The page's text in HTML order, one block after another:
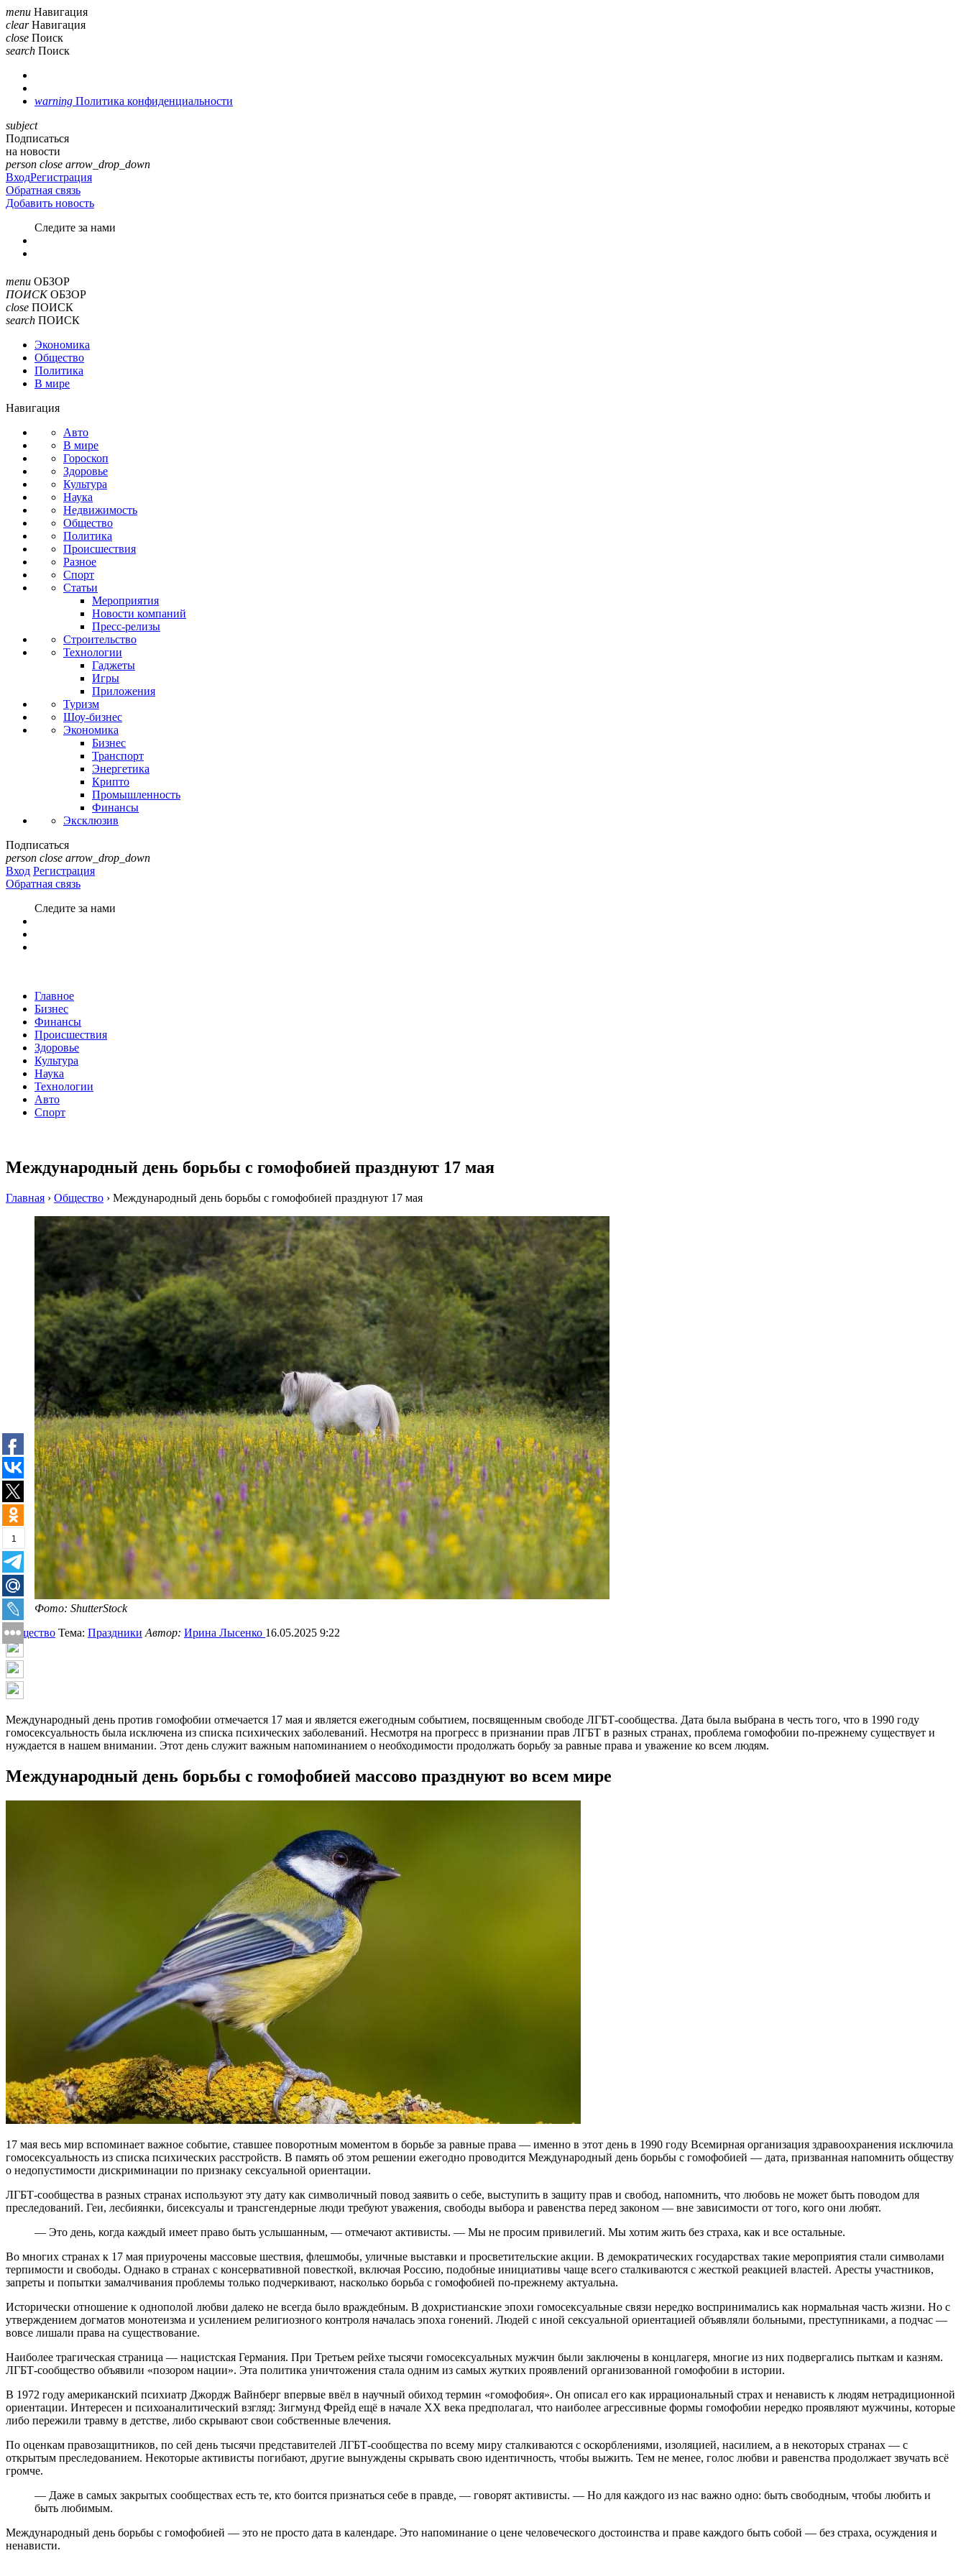
1
menu Навигация
clear Навигация
close Поиск
search Поиск
warning Политика конфиденциальности
subject
Подписаться
на новости
person close arrow_drop_down
ВходРегистрация
Обратная связь
Добавить новость
Cледите за нами
menu ОБЗОР
ПОИСК ОБЗОР
close ПОИСК
search ПОИСК
Экономика
Общество
Политика
В мире
Навигация
Авто
В мире
Гороскоп
Здоровье
Культура
Наука
Недвижимость
Общество
Политика
Происшествия
Разное
Спорт
Статьи
Мероприятия
Новости компаний
Пресс-релизы
Строительство
Технологии
Гаджеты
Игры
Приложения
Туризм
Шоу-бизнес
Экономика
Бизнес
Транспорт
Энергетика
Крипто
Промышленность
Финансы
Эксклюзив
Подписаться
person close arrow_drop_down
Вход Регистрация
Обратная связь
Следите за нами
Главное
Бизнес
Финансы
Происшествия
Здоровье
Культура
Наука
Технологии
Авто
Спорт
Международный день борьбы с гомофобией празднуют 17 мая
Главная › Общество › Международный день борьбы с гомофобией празднуют 17 мая
Фото: ShutterStock
Общество Тема: Праздники Автор: Ирина Лысенко 16.05.2025 9:22
Международный день против гомофобии отмечается 17 мая и является ежегодным событием, посвященным свободе ЛГБТ-сообщества. Дата была выбрана в честь того, что в 1990 году
гомосексуальность была исключена из списка психических заболеваний. Несмотря на прогресс в признании прав ЛГБТ в разных странах, проблема гомофобии по-прежнему существует и
нуждается в нашем внимании. Этот день служит важным напоминанием о необходимости продолжать борьбу за равные права и уважение ко всем людям.
Международный день борьбы с гомофобией массово празднуют во всем мире
17 мая весь мир вспоминает важное событие, ставшее поворотным моментом в борьбе за равные права — именно в этот день в 1990 году Всемирная организация здравоохранения исключила
гомосексуальность из списка психических расстройств. В память об этом решении ежегодно проводится Международный день борьбы с гомофобией — дата, призванная напомнить обществу
о недопустимости дискриминации по признаку сексуальной ориентации.
ЛГБТ-сообщества в разных странах используют эту дату как символичный повод заявить о себе, выступить в защиту прав и свобод, напомнить, что любовь не может быть поводом для
преследований. Геи, лесбиянки, бисексуалы и трансгендерные люди требуют уважения, свободы выбора и равенства перед законом — вне зависимости от того, кого они любят.
— Это день, когда каждый имеет право быть услышанным, — отмечают активисты. — Мы не просим привилегий. Мы хотим жить без страха, как и все остальные.
Во многих странах к 17 мая приурочены массовые шествия, флешмобы, уличные выставки и просветительские акции. В демократических государствах такие мероприятия стали символами
терпимости и свободы. Однако в странах с консервативной повесткой, включая Россию, подобные инициативы чаще всего сталкиваются с жесткой реакцией властей. Аресты участников,
запреты и попытки замалчивания проблемы только подчеркивают, насколько борьба с гомофобией по-прежнему актуальна.
Исторически отношение к однополой любви далеко не всегда было враждебным. В дохристианские эпохи гомосексуальные связи нередко воспринимались как нормальная часть жизни. Но с
утверждением догматов монотеизма и усилением религиозного контроля началась эпоха гонений. Людей с иной сексуальной ориентацией объявляли больными, преступниками, а подчас —
вовсе лишали права на существование.
Наиболее трагическая страница — нацистская Германия. При Третьем рейхе тысячи гомосексуальных мужчин были заключены в концлагеря, многие из них подвергались пыткам и казням.
ЛГБТ-сообщество объявили «позором нации». Эта политика уничтожения стала одним из самых жутких проявлений организованной гомофобии в истории.
В 1972 году американский психиатр Джордж Вайнберг впервые ввёл в научный обиход термин «гомофобия». Он описал его как иррациональный страх и ненависть к людям нетрадиционной
ориентации. Интересен и психоаналитический взгляд: Зигмунд Фрейд ещё в начале XX века предполагал, что наиболее агрессивные формы гомофобии нередко проявляют мужчины, которые
либо пережили травму в детстве, либо скрывают свои собственные влечения.
По оценкам правозащитников, по сей день тысячи представителей ЛГБТ-сообщества по всему миру сталкиваются с оскорблениями, изоляцией, насилием, а в некоторых странах — с
открытым преследованием. Некоторые активисты погибают, другие вынуждены скрывать свою идентичность, чтобы выжить. Тем не менее, голос любви и равенства продолжает звучать всё
громче.
— Даже в самых закрытых сообществах есть те, кто боится признаться себе в правде, — говорят активисты. — Но для каждого из нас важно одно: быть свободным, чтобы любить и
быть любимым.
Международный день борьбы с гомофобией — это не просто дата в календаре. Это напоминание о цене человеческого достоинства и праве каждого быть собой — без страха, осуждения и
ненависти.